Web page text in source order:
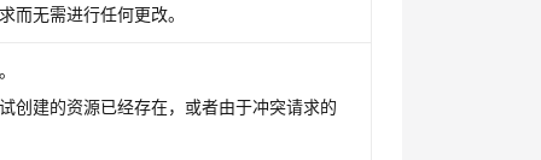
而无需进行任何更改。
创建的资源已经存在，或者由于冲突请求的